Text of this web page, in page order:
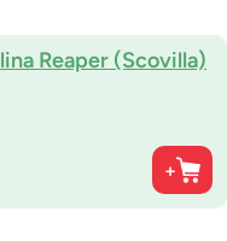
Reaper (Scovilla)